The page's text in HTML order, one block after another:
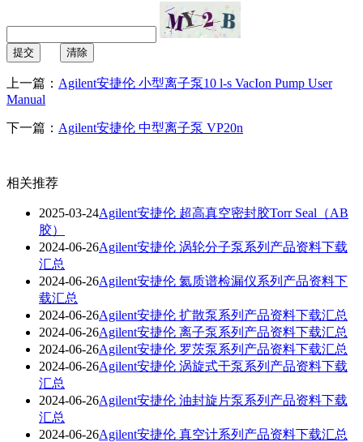
提交 清除
上一篇： Agilent安捷伦 小型离子泵10 l-s VacIon Pump User
Manual
下一篇： Agilent安捷伦 中型离子泵 VP20n
相关推荐
2025-03-24Agilent安捷伦 超高真空密封胶Torr Seal（AB
胶）
2024-06-26Agilent安捷伦 涡轮分子泵系列产品资料下载
汇总
2024-06-26Agilent安捷伦 氦质谱检漏仪系列产品资料下
载汇总
2024-06-26Agilent安捷伦 扩散泵系列产品资料下载汇总
2024-06-26Agilent安捷伦 离子泵系列产品资料下载汇总
2024-06-26Agilent安捷伦 罗茨泵系列产品资料下载汇总
2024-06-26Agilent安捷伦 涡旋式干泵系列产品资料下载
汇总
2024-06-26Agilent安捷伦 油封旋片泵系列产品资料下载
汇总
2024-06-26Agilent安捷伦 真空计系列产品资料下载汇总